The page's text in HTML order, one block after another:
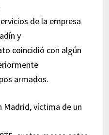
de la empresa
y
coincidió con algún
armados.
Madrid, víctima de un